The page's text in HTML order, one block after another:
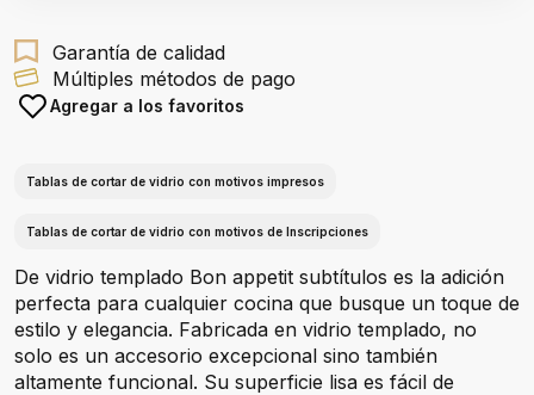
Garantía de calidad
Múltiples métodos de pago
Agregar a los favoritos
Tablas de cortar de vidrio con motivos impresos
Tablas de cortar de vidrio con motivos de Inscripciones
De vidrio templado Bon appetit subtítulos es la adición
perfecta para cualquier cocina que busque un toque de
estilo y elegancia. Fabricada en vidrio templado, no
solo es un accesorio excepcional sino también
altamente funcional. Su superficie lisa es fácil de